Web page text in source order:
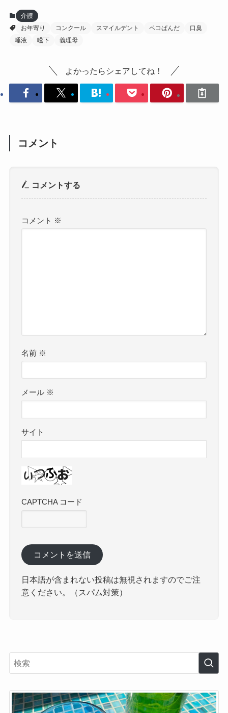
介護
お年寄り
コンクール スマイルデント ペコぱんだ
口臭
唾液
嚥下 義理母
よかったらシェアしてね！
コメント
コメントする
コメント ※
名前 ※
メール ※
サイト
CAPTCHA コード
日本語が含まれない投稿は無視されますのでご注
意ください。（スパム対策）